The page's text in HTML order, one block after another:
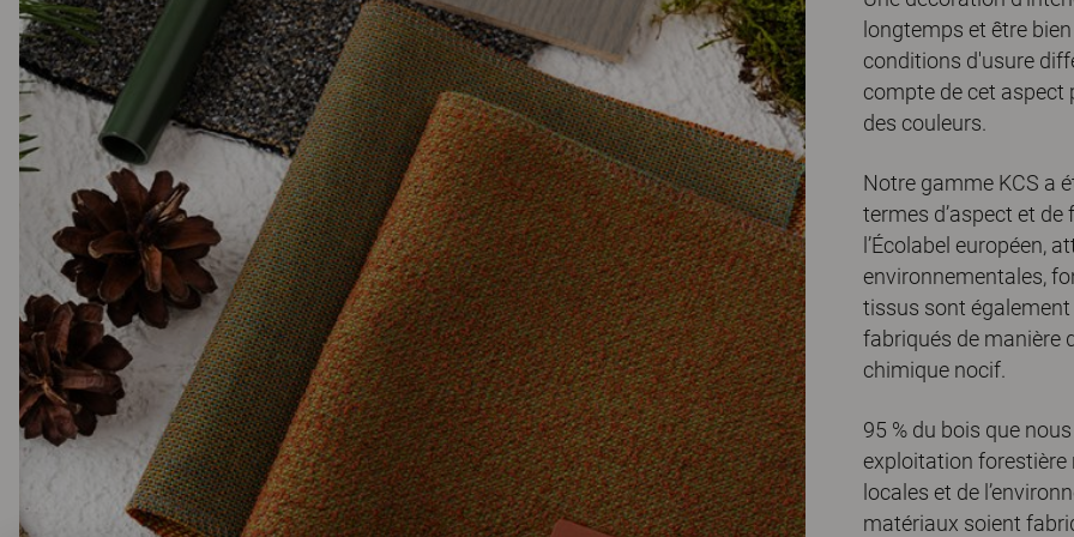
longtemps et être
conditions d'usure
compte de cet aspect
des couleurs.
Notre gamme KCS a
termes d’aspect et
l’Écolabel européen,
environnementales,
tissus sont également
fabriqués de manière
chimique nocif.
95 % du bois que
exploitation forestière
locales et de
matériaux soient